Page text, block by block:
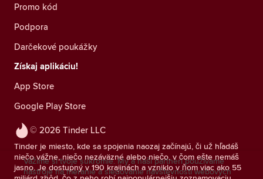
© 2026 Tinder LLC
Tinder je miesto, kde sa spojenia naozaj začínajú, či už hľadáš
niečo vážne, niečo nezáväzné alebo niečo, v čom ešte nemáš
jasno. Je dostupný v 190 krajinách a vzniklo v ňom viac ako 55
Promo kód
Podpora
Darčekové poukážky
Získaj aplikáciu!
App Store
Google Play Store
Vážime si tvoje súkromie. My a naši partneri používame
nástroje na meranie a sledovanie návštevnosti webových